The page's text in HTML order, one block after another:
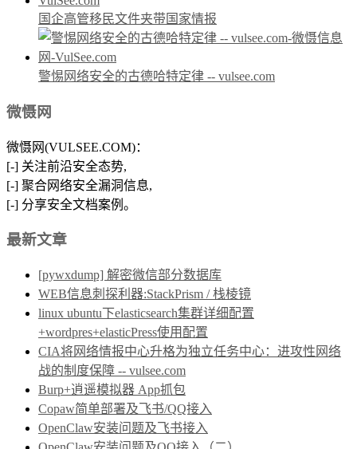
国企高管移民文件夹带国家情报
警惕网络安全的古德哈特定律 -- vulsee.com
微慑网
微慑网(VULSEE.COM)：
[-] 关注前沿安全态势,
[-] 聚合网络安全漏洞信息,
[-] 分享安全文档案例。
最新文章
[pywxdump] 解密微信部分数据库
WEB信息刺探利器:StackPrism / 栈棱镜
linux ubuntu下elasticsearch集群详细配置
+wordpres+elasticPress使用配置
CIA将网络情报中心升格为独立任务中心：进攻性网络
战的制度保障 -- vulsee.com
Burp+逍遥模拟器 App抓包
Copaw简单部署及飞书/QQ接入
OpenClaw安装问题及飞书接入